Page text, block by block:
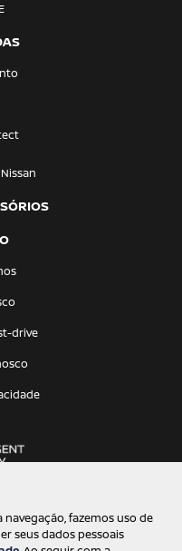
drive
é a vida.
fazemos uso de
seus dados pessoais